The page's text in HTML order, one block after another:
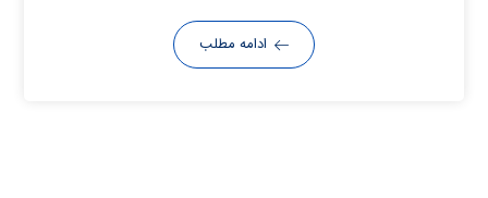
ادامه مطلب